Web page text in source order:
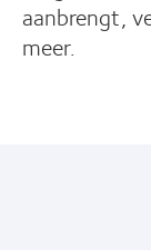
aanbrengt,
meer.